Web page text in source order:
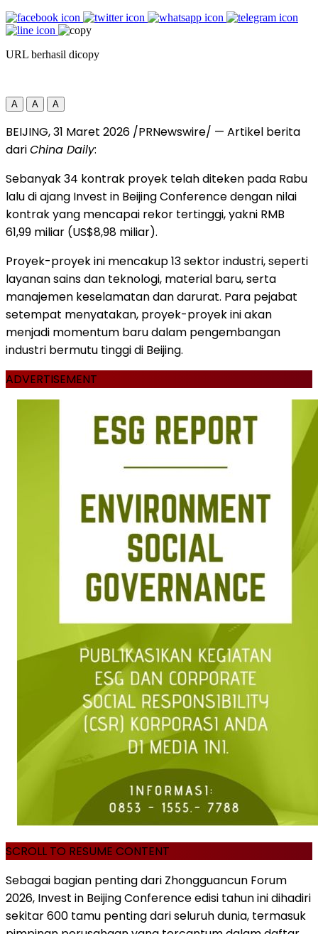
URL berhasil dicopy
A A A
BEIJING, 31 Maret 2026 /PRNewswire/ — Artikel berita
dariChina Daily:
Sebanyak 34 kontrak proyek telah diteken pada Rabu
lalu di ajang Invest in Beijing Conference dengan nilai
kontrak yang mencapai rekor tertinggi, yakni RMB
61,99 miliar (US$8,98 miliar).
Proyek-proyek ini mencakup 13 sektor industri, seperti
layanan sains dan teknologi, material baru, serta
manajemen keselamatan dan darurat. Para pejabat
setempat menyatakan, proyek-proyek ini akan
menjadi momentum baru dalam pengembangan
industri bermutu tinggi di Beijing.
ADVERTISEMENT
SCROLL TO RESUME CONTENT
Sebagai bagian penting dari Zhongguancun Forum
2026, Invest in Beijing Conference edisi tahun ini dihadiri
sekitar 600 tamu penting dari seluruh dunia, termasuk